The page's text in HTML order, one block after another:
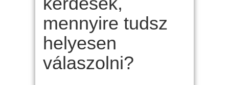
mennyire tudsz
helyesen
válaszolni?